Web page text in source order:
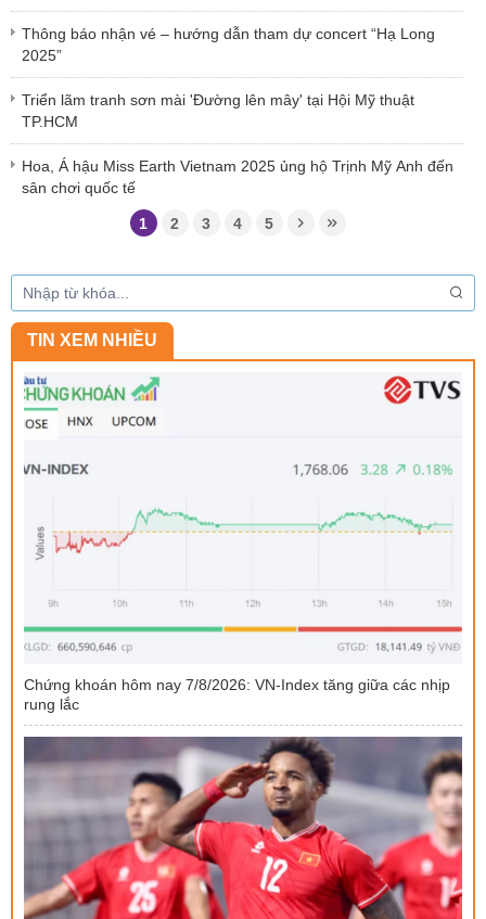
Thông báo nhận vé – hướng dẫn tham dự concert “Hạ Long
2025”
Triển lãm tranh sơn mài 'Đường lên mây' tại Hội Mỹ thuật
TP.HCM
Hoa, Á hậu Miss Earth Vietnam 2025 ủng hộ Trịnh Mỹ Anh đến
sân chơi quốc tế
1 2 3 4 5
TIN XEM NHIỀU
Chứng khoán hôm nay 7/8/2026: VN-Index tăng giữa các nhịp
rung lắc